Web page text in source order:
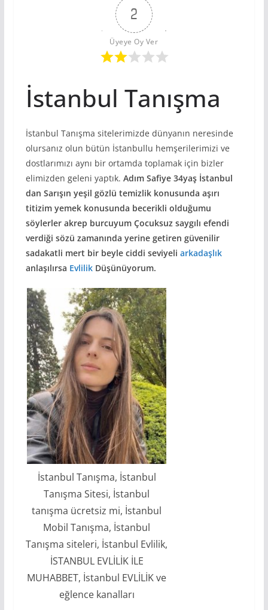
2
Üyeye Oy Ver
İstanbul Tanışma
İstanbul Tanışma sitelerimizde dünyanın neresinde
olursanız olun bütün İstanbullu hemşerilerimizi ve
dostlarımızı aynı bir ortamda toplamak için bizler
elimizden geleni yaptık. Adım Safiye 34yaş İstanbul
dan Sarışın yeşil gözlü temizlik konusunda aşırı
titizim yemek konusunda becerikli olduğumu
söylerler akrep burcuyum Çocuksuz saygılı efendi
verdiği sözü zamanında yerine getiren güvenilir
sadakatli mert bir beyle ciddi seviyeli arkadaşlık
anlaşılırsa EvlilikDüşünüyorum.
İstanbul Tanışma, İstanbul
Tanışma Sitesi, İstanbul
tanışma ücretsiz mi, İstanbul
Mobil Tanışma, İstanbul
Tanışma siteleri, İstanbul Evlilik,
İSTANBUL EVLİLİK İLE
MUHABBET, İstanbul EVLİLİK ve
eğlence kanalları